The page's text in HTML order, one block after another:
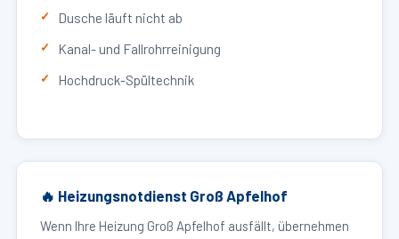
Dusche läuft nicht ab
Kanal- und Fallrohrreinigung
Hochdruck-Spültechnik
🔥 Heizungsnotdienst Groß Apfelhof
Wenn Ihre Heizung Groß Apfelhof ausfällt, übernehmen